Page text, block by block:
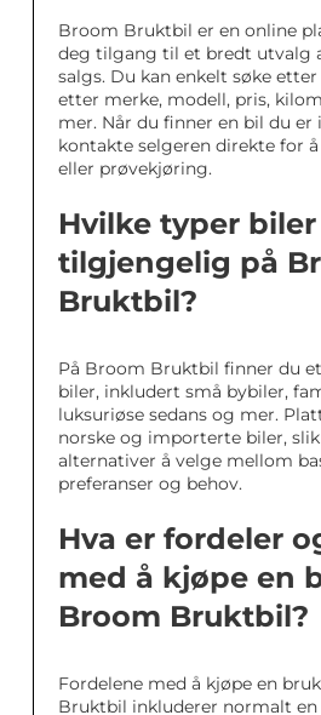
Broom Bruktbil er en online
deg tilgang til et bredt utvalg
salgs. Du kan enkelt søke
etter merke, modell, pris,
mer. Når du finner en bil du er
kontakte selgeren direkte for
eller prøvekjøring.
Hvilke typer
tilgjengelig på
Bruktbil?
På Broom Bruktbil finner du
biler, inkludert små bybiler,
luksuriøse sedans og mer.
norske og importerte biler,
alternativer å velge mellom
preferanser og behov.
Hva er fordeler
med å kjøpe en
Broom Bruktbil?
Fordelene med å kjøpe en
Bruktbil inkluderer normalt en